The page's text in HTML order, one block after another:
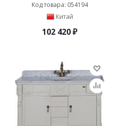
Код товара: 054194
Китай
102 420₽